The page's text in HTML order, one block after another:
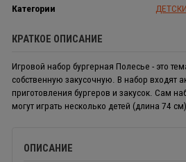
Категории
КРАТКОЕ ОПИСАНИЕ
Игровой набор бургерная Полесье - это
собственную закусочную. В набор входят
приготовления бургеров и закусок. Сам
могут играть несколько детей (длина 74 см)
ОПИСАНИЕ